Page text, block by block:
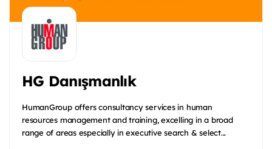
HG Danışmanlık
HumanGroup offers consultancy services in human
resources management and training, excelling in a broad
range of areas especially in executive search & select...